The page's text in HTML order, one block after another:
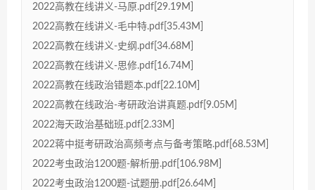
2022高教在线讲义-马原.pdf[29.19M]
2022高教在线讲义-毛中特.pdf[35.43M]
2022高教在线讲义-史纲.pdf[34.68M]
2022高教在线讲义-思修.pdf[16.74M]
2022高教在线政治错题本.pdf[22.10M]
2022高教在线政治-考研政治讲真题.pdf[9.05M]
2022海天政治基础班.pdf[2.33M]
2022蒋中挺考研政治高频考点与备考策略.pdf[68.53M]
2022考虫政治1200题-解析册.pdf[106.98M]
2022考虫政治1200题-试题册.pdf[26.64M]